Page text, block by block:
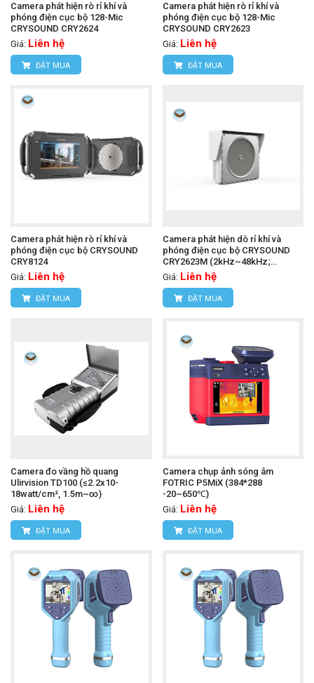
Camera phát hiện rò rỉ khí và
phóng điện cục bộ 128-Mic
CRYSOUND CRY2624
Giá: Liên hệ
ĐẶT MUA
Camera phát hiện rò rỉ khí và
phóng điện cục bộ 128-Mic
CRYSOUND CRY2623
Giá: Liên hệ
ĐẶT MUA
Camera phát hiện rò rỉ khí và
phóng điện cục bộ CRYSOUND
CRY8124
Giá: Liên hệ
ĐẶT MUA
Camera phát hiện dò rỉ khí và
phóng điện cục bộ CRYSOUND
CRY2623M (2kHz~48kHz;
-10℃~+50℃)
Giá: Liên hệ
ĐẶT MUA
Camera đo vầng hồ quang
Ulirvision TD100 (≤2.2x10-
18watt/cm², 1.5m~∞)
Giá: Liên hệ
ĐẶT MUA
Camera chụp ảnh sóng âm
FOTRIC P5MiX (384*288
-20~650℃)
Giá: Liên hệ
ĐẶT MUA